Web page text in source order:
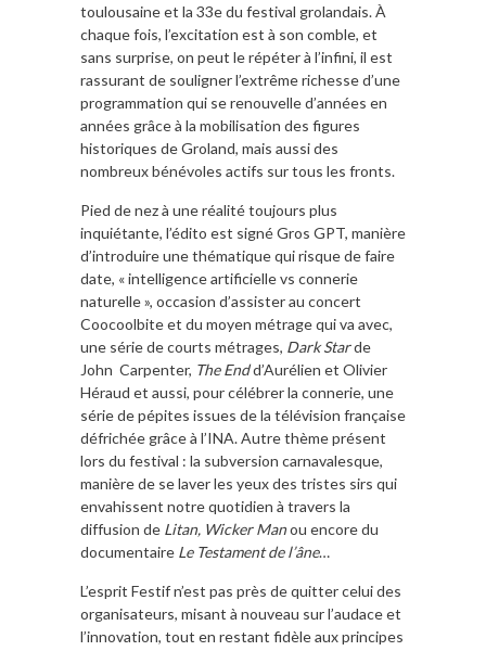
toulousaine et la 33e du festival grolandais. À
chaque fois, l’excitation est à son comble, et
sans surprise, on peut le répéter à l’infini, il est
rassurant de souligner l’extrême richesse d’une
programmation qui se renouvelle d’années en
années grâce à la mobilisation des figures
historiques de Groland, mais aussi des
nombreux bénévoles actifs sur tous les fronts.
Pied de nez à une réalité toujours plus
inquiétante, l’édito est signé Gros GPT, manière
d’introduire une thématique qui risque de faire
date, « intelligence artificielle vs connerie
naturelle », occasion d’assister au concert
Coocoolbite et du moyen métrage qui va avec,
une série de courts métrages, Dark Starde
John Carpenter, The Endd’Aurélien et Olivier
Héraud et aussi, pour célébrer la connerie, une
série de pépites issues de la télévision française
défrichée grâce à l’INA. Autre thème présent
lors du festival : la subversion carnavalesque,
manière de se laver les yeux des tristes sirs qui
envahissent notre quotidien à travers la
diffusion de Litan, Wicker Manou encore du
documentaire Le Testament de l’âne…
L’esprit Festif n’est pas près de quitter celui des
organisateurs, misant à nouveau sur l’audace et
l’innovation, tout en restant fidèle aux principes